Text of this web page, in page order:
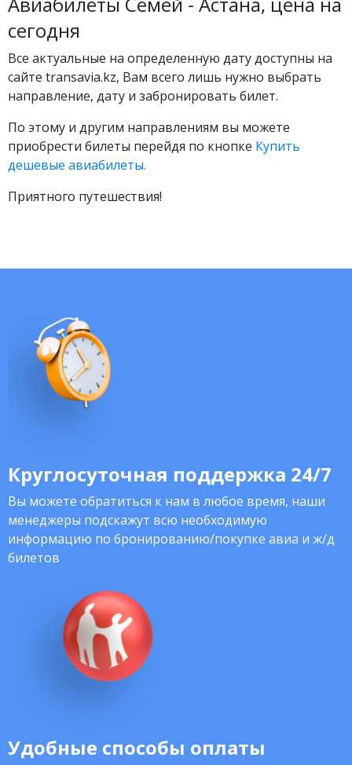
сегодня
Все актуальные на определенную дату доступны на
сайте transavia.kz, Вам всего лишь нужно выбрать
направление, дату и забронировать билет.
По этому и другим направлениям вы можете
приобрести билеты перейдя по кнопке Купить
дешевые авиабилеты.
Приятного путешествия!
Круглосуточная поддержка 24/7
Вы можете обратиться к нам в любое время, наши
менеджеры подскажут всю необходимую
информацию по бронированию/покупке авиа и ж/д
билетов
Удобные способы оплаты